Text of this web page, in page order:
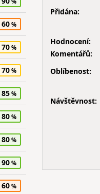
60
70
70
85
80
80
90
60
Přidána:
Hodnocení:
Komentářů:
Oblíbenost:
Návštěvnost: